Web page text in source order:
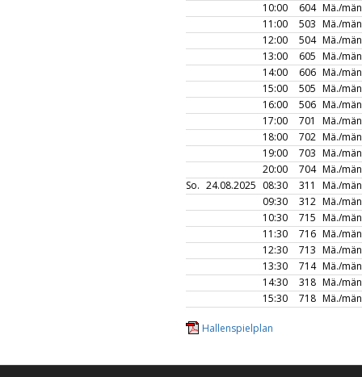
10:00
604 Mä./
11:00
503 Mä./
12:00
504 Mä./
13:00
605 Mä./
14:00
606 Mä./
15:00
505 Mä./
16:00
506 Mä./
17:00
701
Mä./
18:00
702 Mä./
19:00
703 Mä./
20:00
704 Mä./
So. 24.08.2025 08:30 311
Mä./
09:30
312 Mä./
10:30
715 Mä./
11:30
716 Mä./
12:30
713 Mä./
13:30
714 Mä./
14:30
318 Mä./
15:30
718 Mä./
Hallenspielplan